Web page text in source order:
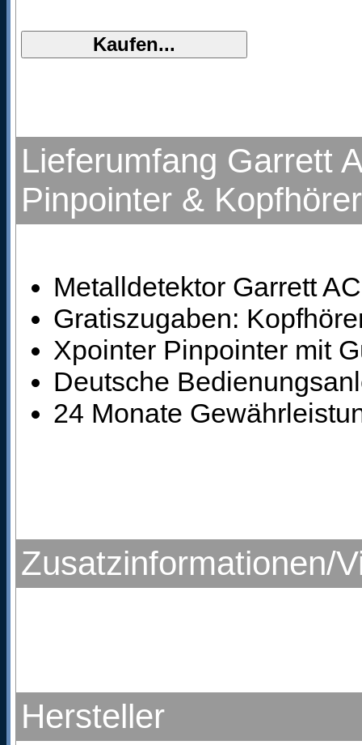
Lieferumfang Garrett
Pinpointer & Kopfhörer
Metalldetektor Garrett
Gratiszugaben:
Xpointer Pinpointer mit
Deutsche
24 Monate
Zusatzinformationen/
Hersteller